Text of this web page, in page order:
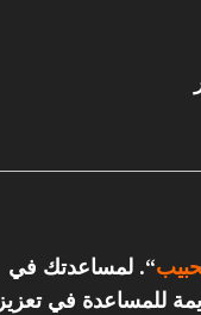
“. لمساعدتك في
للمساعدة في تعزيز